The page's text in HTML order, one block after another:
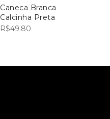
Caneca Branca
Calcinha Preta
R$49.80